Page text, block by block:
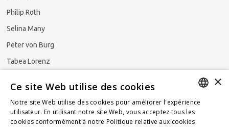
Philip Roth
Selina Many
Peter von Burg
Tabea Lorenz
S'abonner à la newsletter
GERMAN
×
Ce site Web utilise des cookies
Notre site Web utilise des cookies pour améliorer l'expérience
utilisateur. En utilisant notre site Web, vous acceptez tous les
cookies conformément à notre Politique relative aux cookies.